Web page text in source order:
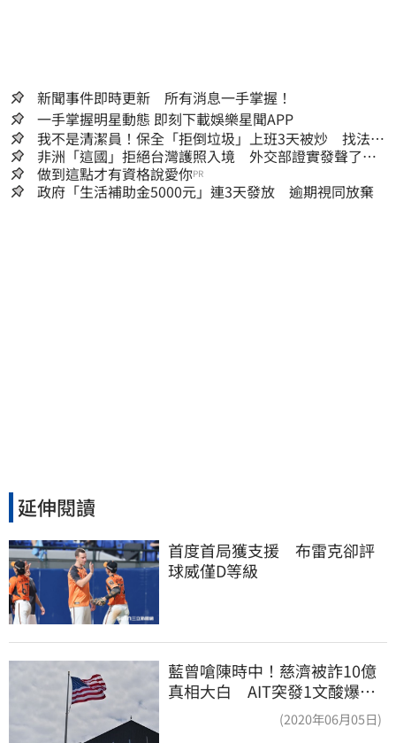
新聞事件即時更新 所有消息一手掌握！
一手掌握明星動態 即刻下載娛樂星聞APP
我不是清潔員！保全「拒倒垃圾」上班3天被炒 找法院
討公道結果出爐
非洲「這國」拒絕台灣護照入境 外交部證實發聲了：
持續交涉聯繫
做到這點才有資格說愛你PR
政府「生活補助金5000元」連3天發放 逾期視同放棄
延伸閱讀
首度首局獲支援　布雷克卻評
球威僅D等級
藍曾嗆陳時中！慈濟被詐10億
真相大白 AIT突發1文酸爆…
(2020年06月05日)